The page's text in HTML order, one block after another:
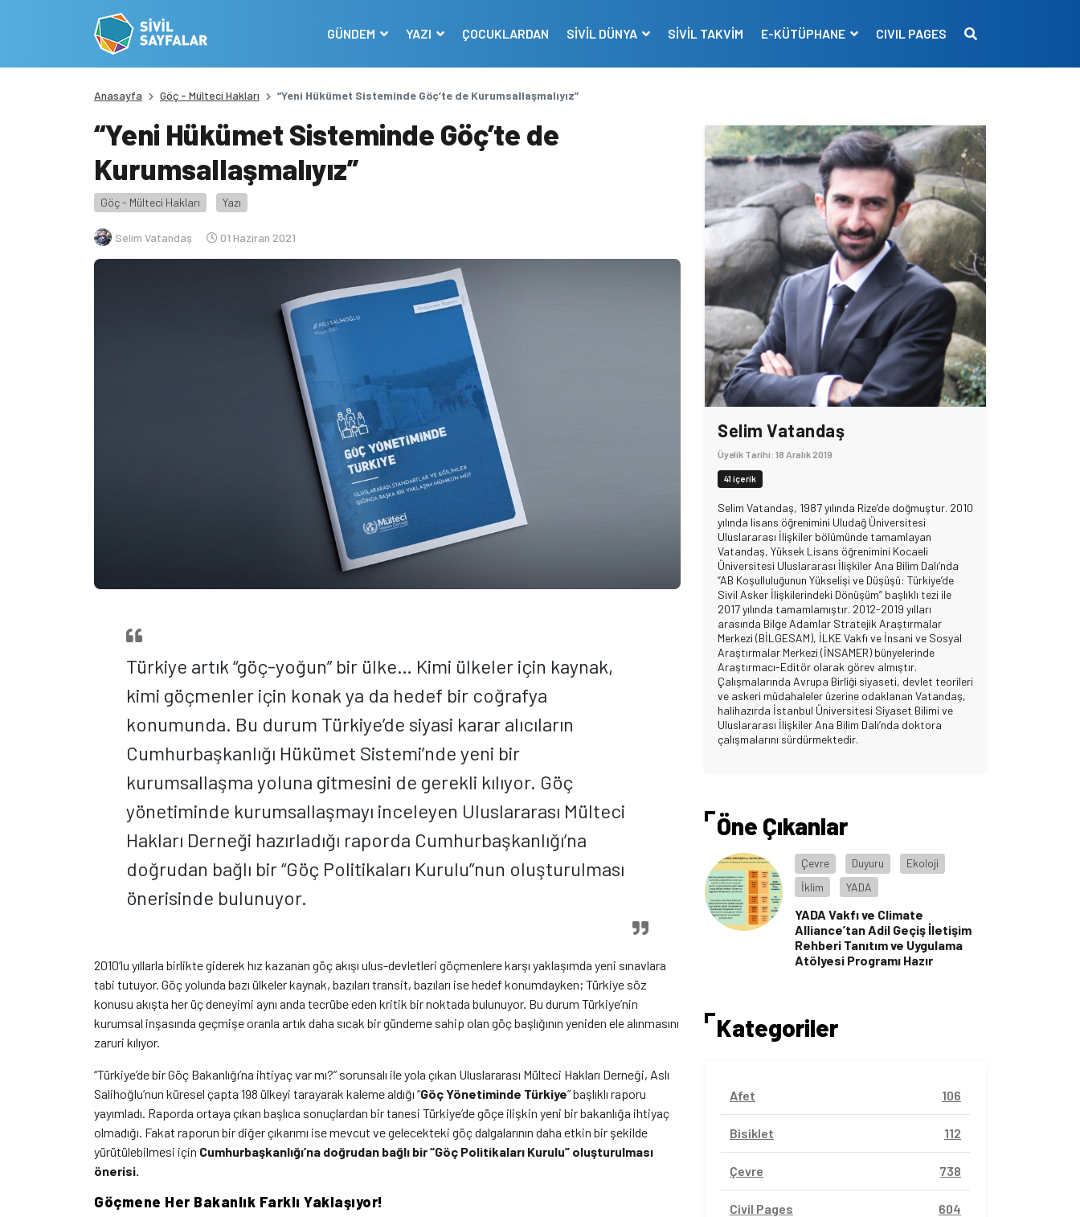
GÜNDEM YAZI ÇOCUKLARDAN SİVİL DÜNYA SİVİL TAKVİM E-KÜTÜPHANE CIVIL PAGES
Anasayfa Göç - Mülteci Hakları “Yeni Hükümet Sisteminde Göç’te de Kurumsallaşmalıyız”
“Yeni Hükümet Sisteminde Göç’te de
Kurumsallaşmalıyız”
Göç - Mülteci Hakları Yazı
Selim Vatandaş 01 Haziran 2021
Türkiye artık “göç-yoğun” bir ülke… Kimi ülkeler için kaynak,
kimi göçmenler için konak ya da hedef bir coğrafya
konumunda. Bu durum Türkiye’de siyasi karar alıcıların
Cumhurbaşkanlığı Hükümet Sistemi’nde yeni bir
kurumsallaşma yoluna gitmesini de gerekli kılıyor. Göç
yönetiminde kurumsallaşmayı inceleyen Uluslararası Mülteci
Hakları Derneği hazırladığı raporda Cumhurbaşkanlığı’na
doğrudan bağlı bir “Göç Politikaları Kurulu”nun oluşturulması
önerisinde bulunuyor.
2010’lu yıllarla birlikte giderek hız kazanan göç akışı ulus-devletleri göçmenlere karşı yaklaşımda yeni sınavlara
tabi tutuyor. Göç yolunda bazı ülkeler kaynak, bazıları transit, bazıları ise hedef konumdayken; Türkiye söz
konusu akışta her üç deneyimi aynı anda tecrübe eden kritik bir noktada bulunuyor. Bu durum Türkiye’nin
kurumsal inşasında geçmişe oranla artık daha sıcak bir gündeme sahip olan göç başlığının yeniden ele alınmasını
zaruri kılıyor.
“Türkiye’de bir Göç Bakanlığı’na ihtiyaç var mı?” sorunsalı ile yola çıkan Uluslararası Mülteci Hakları Derneği, Aslı
Salihoğlu’nun küresel çapta 198 ülkeyi tarayarak kaleme aldığı “Göç Yönetiminde Türkiye” başlıklı raporu
yayımladı. Raporda ortaya çıkan başlıca sonuçlardan bir tanesi Türkiye’de göçe ilişkin yeni bir bakanlığa ihtiyaç
olmadığı. Fakat raporun bir diğer çıkarımı ise mevcut ve gelecekteki göç dalgalarının daha etkin bir şekilde
yürütülebilmesi için Cumhurbaşkanlığı’na doğrudan bağlı bir “Göç Politikaları Kurulu” oluşturulması
önerisi.
Göçmene Her Bakanlık Farklı Yaklaşıyor!
Selim Vatandaş
Üyelik Tarihi: 18 Aralık 2019
41 içerik
Selim Vatandaş, 1987 yılında Rize’de doğmuştur. 2010
yılında lisans öğrenimini Uludağ Üniversitesi
Uluslararası İlişkiler bölümünde tamamlayan
Vatandaş, Yüksek Lisans öğrenimini Kocaeli
Üniversitesi Uluslararası İlişkiler Ana Bilim Dalı’nda
“AB Koşulluluğunun Yükselişi ve Düşüşü: Türkiye’de
Sivil Asker İlişkilerindeki Dönüşüm” başlıklı tezi ile
2017 yılında tamamlamıştır. 2012-2019 yılları
arasında Bilge Adamlar Stratejik Araştırmalar
Merkezi (BİLGESAM), İLKE Vakfı ve İnsani ve Sosyal
Araştırmalar Merkezi (İNSAMER) bünyelerinde
Araştırmacı-Editör olarak görev almıştır.
Çalışmalarında Avrupa Birliği siyaseti, devlet teorileri
ve askeri müdahaleler üzerine odaklanan Vatandaş,
halihazırda İstanbul Üniversitesi Siyaset Bilimi ve
Uluslararası İlişkiler Ana Bilim Dalı’nda doktora
çalışmalarını sürdürmektedir.
Öne Çıkanlar
Çevre Duyuru
Ekoloji
İklim
YADA
YADA Vakfı ve Climate
Alliance’tan Adil Geçiş İletişim
Rehberi Tanıtım ve Uygulama
Atölyesi Programı Hazır
Kategoriler
Afet 106
Bisiklet 112
Çevre 738
Civil Pages 604